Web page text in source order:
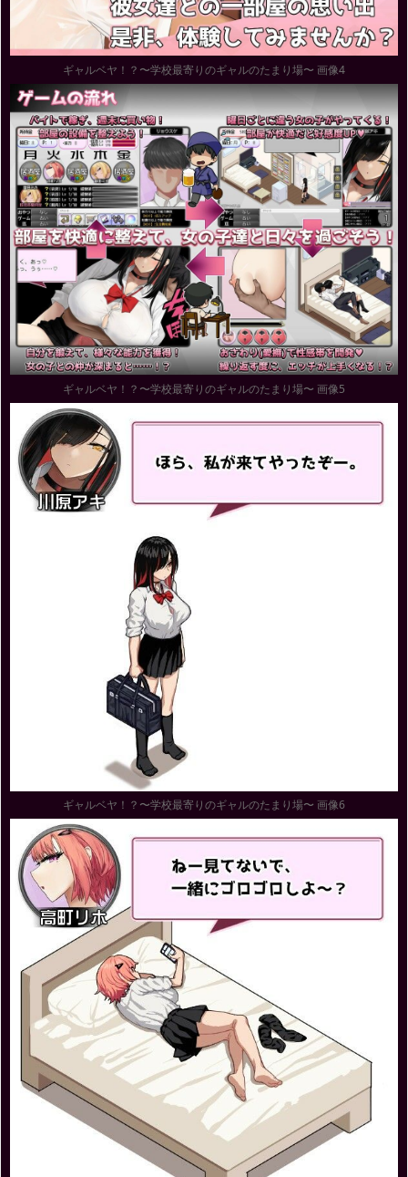
ギャルベヤ！？〜学校最寄りのギャルのたまり場〜 画像4
ギャルベヤ！？〜学校最寄りのギャルのたまり場〜 画像5
ギャルベヤ！？〜学校最寄りのギャルのたまり場〜 画像6